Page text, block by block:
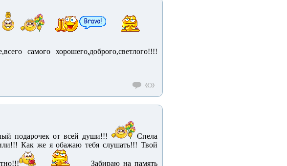
самого хорошего,доброго,светлого!!!!
подарочек от всей души!!!
Спела
Как же я обажаю тебя слушать!!! Твой
Забираю на память